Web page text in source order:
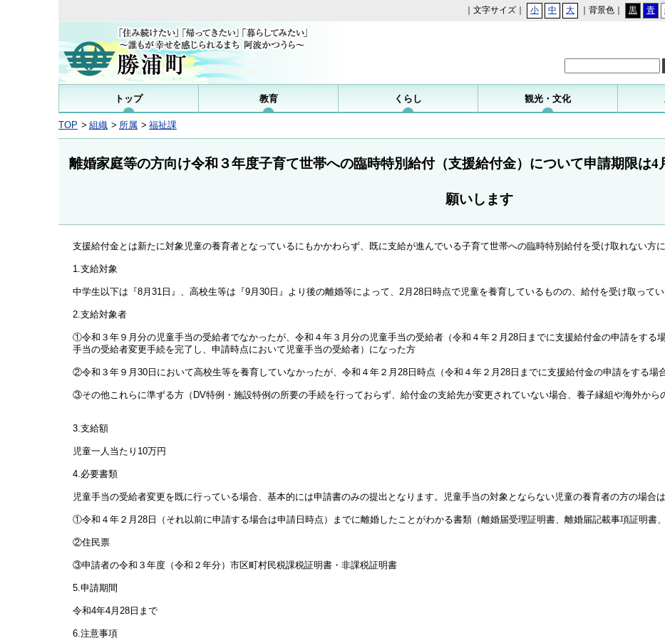
｜文字サイズ｜ 小 中 大 ｜背景色｜ 黒 青
トップ 教育 くらし 観光・文化
TOP 組織 所属 福祉課
離婚家庭等の方向け令和３年度子育て世帯への臨時特別給付（支援給付金）について申請期限は
願いします
支援給付金とは新たに対象児童の養育者となっているにもかかわらず、既に支給が進んでいる子育て世帯への臨時特別給付を受け取れない方
1.支給対象
中学生以下は『8月31日』、高校生等は『9月30日』より後の離婚等によって、2月28日時点で児童を養育しているものの、給付を受け取ってい
2.支給対象者
①令和３年９月分の児童手当の受給者でなかったが、令和４年３月分の児童手当の受給者（令和４年２月28日までに支援給付金の申請をする
手当の受給者変更手続を完了し、申請時点において児童手当の受給者）になった方
②令和３年９月30日において高校生等を養育していなかったが、令和４年２月28日時点（令和４年２月28日までに支援給付金の申請をする場
③その他これらに準ずる方（DV特例・施設特例の所要の手続を行っておらず、給付金の支給先が変更されていない場合、養子縁組や海外から
3.支給額
児童一人当たり10万円
4.必要書類
児童手当の受給者変更を既に行っている場合、基本的には申請書のみの提出となります。児童手当の対象とならない児童の養育者の方の場合
①令和４年２月28日（それ以前に申請する場合は申請日時点）までに離婚したことがわかる書類（離婚届受理証明書、離婚届記載事項証明書
②住民票
③申請者の令和３年度（令和２年分）市区町村民税課税証明書・非課税証明書
5.申請期間
令和4年4月28日まで
6.注意事項